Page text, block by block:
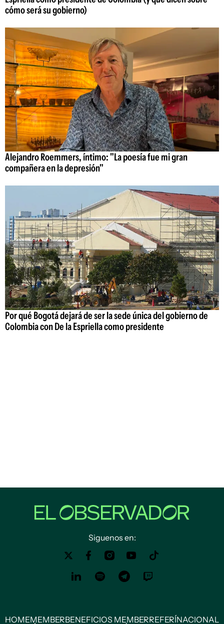
cómo será su gobierno)
Alejandro Roemmers, íntimo: "La poesía fue mi gran
compañera en la depresión"
Por qué Bogotá dejará de ser la sede única del gobierno de
Colombia con De la Espriella como presidente
Siguenos en:
HOMEMEMBERBENEFICIOS MEMBERREFERÍNACIONAL